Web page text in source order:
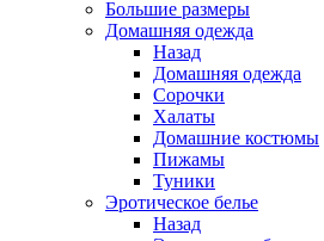
Большие размеры
Домашняя одежда
Назад
Домашняя одежда
Сорочки
Халаты
Домашние костюмы
Пижамы
Туники
Эротическое белье
Назад